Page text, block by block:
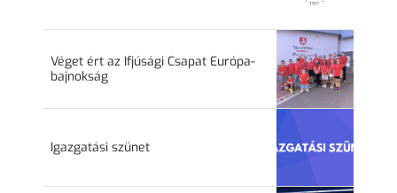
Véget ért az Ifjúsági Csapat Európa-
bajnokság
Igazgatási szünet